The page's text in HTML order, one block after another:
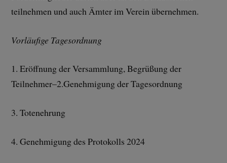
teilnehmen und auch Ämter im Verein übernehmen.
Vorläufige Tagesordnung
1. Eröffnung der Versammlung, Begrüßung der
Teilnehmer–2.Genehmigung der Tagesordnung
3. Totenehrung
4. Genehmigung des Protokolls 2024